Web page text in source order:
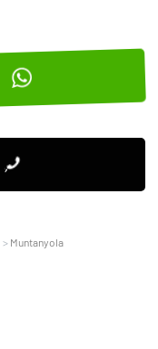
Muntanyola